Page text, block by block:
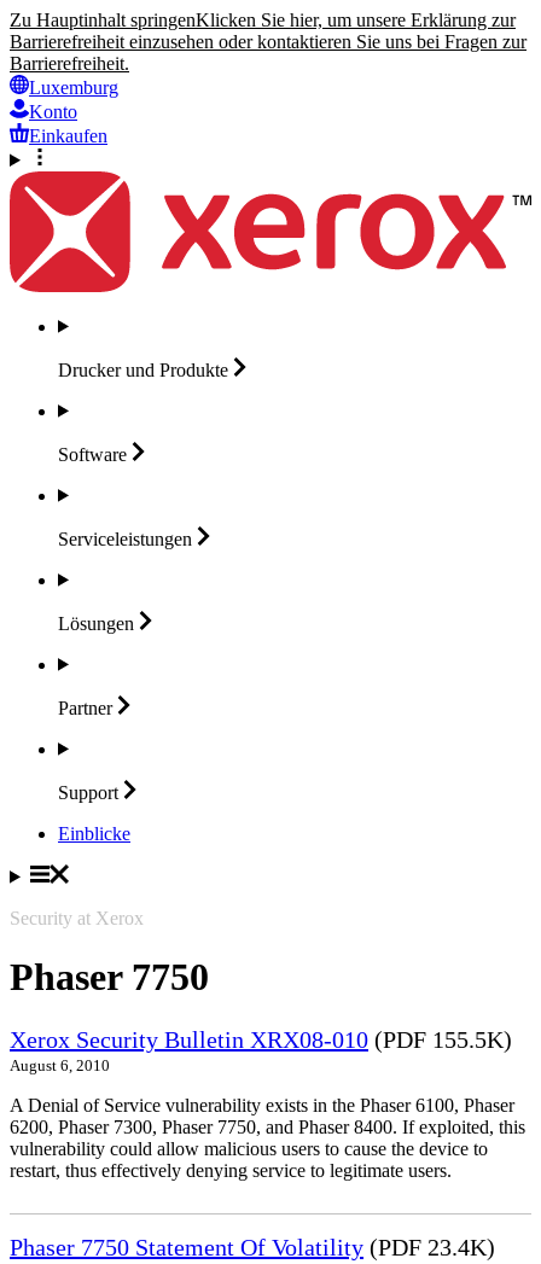
Zu Hauptinhalt springenKlicken Sie hier, um unsere Erklärung zur
Barrierefreiheit einzusehen oder kontaktieren Sie uns bei Fragen zur
Barrierefreiheit.
Luxemburg
Konto
Einkaufen
Drucker und Produkte
Software
Serviceleistungen
Lösungen
Partner
Support
Einblicke
Security at Xerox
Phaser 7750
Xerox Security Bulletin XRX08-010 (PDF 155.5K)
August 6, 2010
A Denial of Service vulnerability exists in the Phaser 6100, Phaser
6200, Phaser 7300, Phaser 7750, and Phaser 8400. If exploited, this
vulnerability could allow malicious users to cause the device to
restart, thus effectively denying service to legitimate users.
Phaser 7750 Statement Of Volatility (PDF 23.4K)